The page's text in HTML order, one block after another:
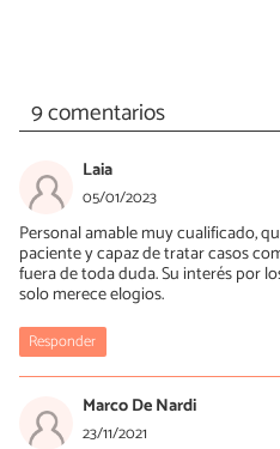
9 comentarios
Laia
05/01/2023
Personal amable muy cualificado,
paciente y capaz de tratar casos
fuera de toda duda. Su interés por
solo merece elogios.
Responder
Marco De Nardi
23/11/2021